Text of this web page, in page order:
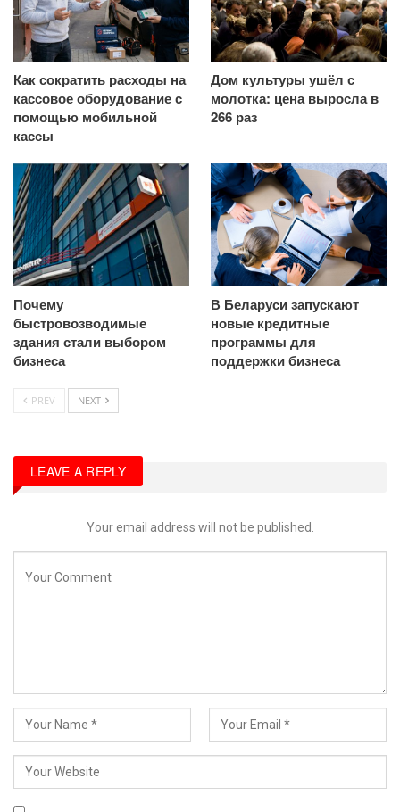
Как сократить расходы на
кассовое оборудование с
помощью мобильной
кассы
Дом культуры ушёл с
молотка: цена выросла в
266 раз
Почему
быстровозводимые
здания стали выбором
бизнеса
В Беларуси запускают
новые кредитные
программы для
поддержки бизнеса
PREV NEXT
LEAVE A REPLY
Your email address will not be published.